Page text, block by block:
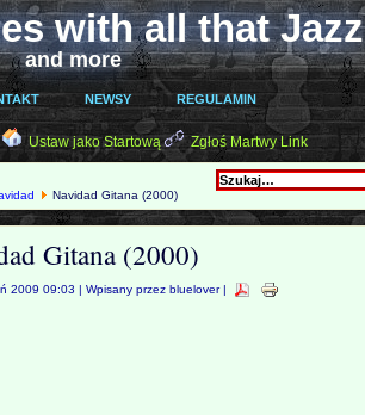
with all that Jazz
and more
NEWSY REGULAMIN
Ustaw jako Startową Zgłoś Martwy Link
Navidad Gitana (2000)
Gitana (2000)
2009 09:03 | Wpisany przez bluelover |